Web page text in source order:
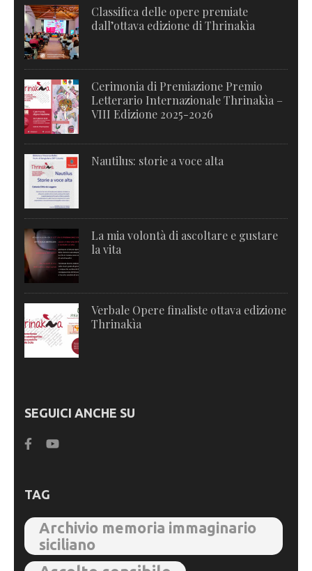
Classifica delle opere premiate
dall’ottava edizione di Thrinakìa
Cerimonia di Premiazione Premio
Letterario Internazionale Thrinakìa –
VIII Edizione 2025-2026
Nautilus: storie a voce alta
La mia volontà di ascoltare e gustare
la vita
Verbale Opere finaliste ottava edizione
Thrinakìa
SEGUICI ANCHE SU
TAG
Archivio memoria immaginario
siciliano